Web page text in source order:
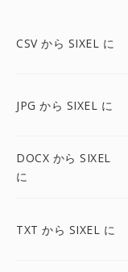
CSV から SIXEL に
JPG から SIXEL に
DOCX から SIXEL
に
TXT から SIXEL に